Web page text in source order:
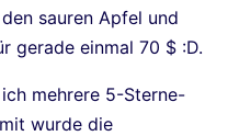
sauren Apfel und
gerade einmal 70 $ :D.
mehrere 5-Sterne-
wurde die